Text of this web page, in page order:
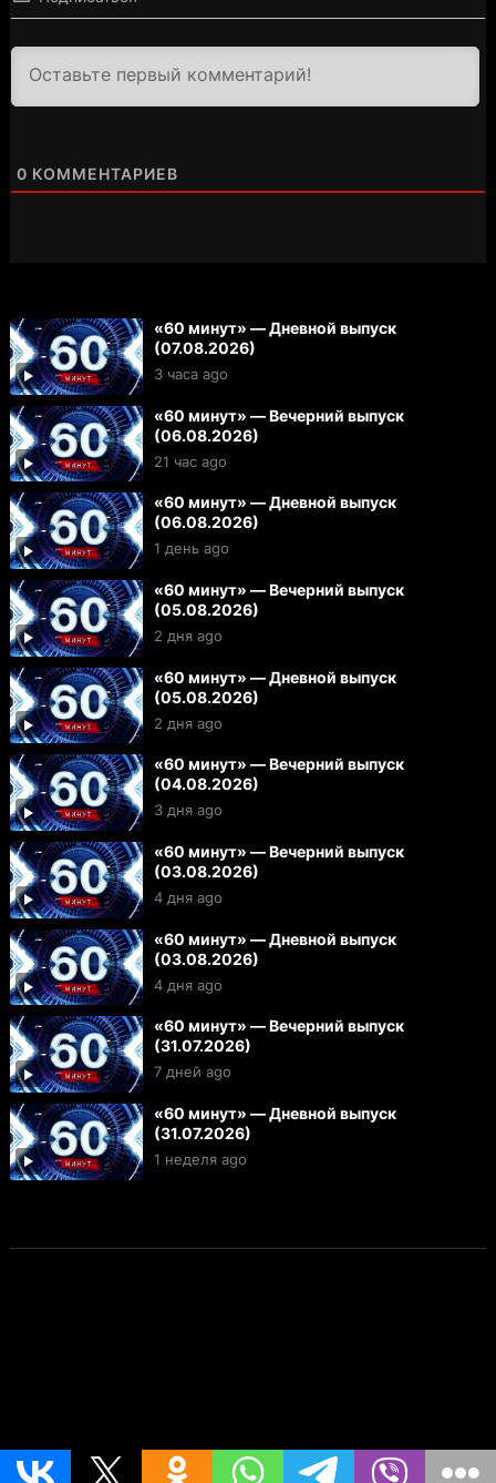
0 КОММЕНТАРИЕВ
«60 минут» — Дневной выпуск
(07.08.2026)
3 часа ago
«60 минут» — Вечерний выпуск
(06.08.2026)
21 час ago
«60 минут» — Дневной выпуск
(06.08.2026)
1 день ago
«60 минут» — Вечерний выпуск
(05.08.2026)
2 дня ago
«60 минут» — Дневной выпуск
(05.08.2026)
2 дня ago
«60 минут» — Вечерний выпуск
(04.08.2026)
3 дня ago
«60 минут» — Вечерний выпуск
(03.08.2026)
4 дня ago
«60 минут» — Дневной выпуск
(03.08.2026)
4 дня ago
«60 минут» — Вечерний выпуск
(31.07.2026)
7 дней ago
«60 минут» — Дневной выпуск
(31.07.2026)
1 неделя ago